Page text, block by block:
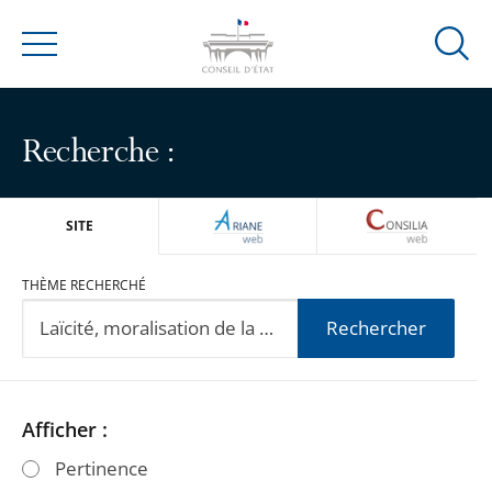
Menu
Ouvrir
Recherche :
SITE ARIANEWEB
THÈME RECHERCHÉ
Rechercher
Passer
les
Passer
les
Afficher :
Pertinence